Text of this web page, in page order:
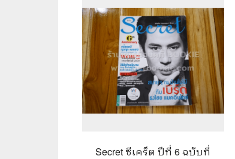
Secret ซีเคร็ต ปีที่ 6 ฉบับที่
🧳 ท่องเที่ยว ประสบการณ์ท่องเที่ยว
💃 งานอดิเรก อาชีพ
สารคดี
🌎 สารคดี ความรู้รอบตัว
💎 เพชร พลอย อัญมณี
🌾 พืช สัตว์